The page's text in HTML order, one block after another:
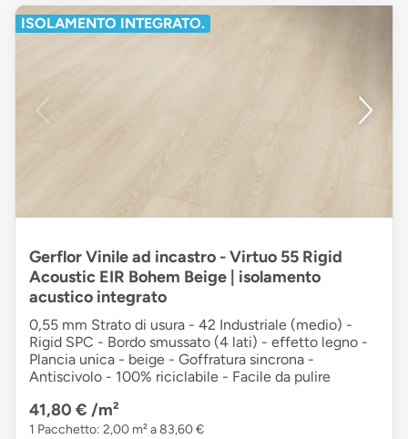
ISOLAMENTO INTEGRATO.
Gerflor Vinile ad incastro - Virtuo 55 Rigid
Acoustic EIR Bohem Beige | isolamento
acustico integrato
0,55 mm Strato di usura - 42 Industriale (medio) -
Rigid SPC - Bordo smussato (4 lati) - effetto legno -
Plancia unica - beige - Goffratura sincrona -
Antiscivolo - 100% riciclabile - Facile da pulire
41,80 € /m²
1 Pacchetto: 2,00 m² a 83,60 €